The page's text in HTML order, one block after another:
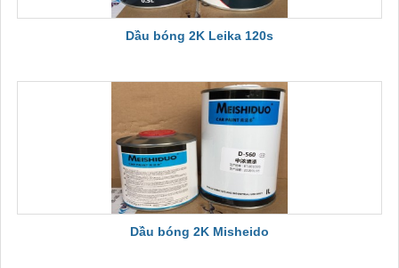
Dầu bóng 2K Leika 120s
Dầu bóng 2K Misheido